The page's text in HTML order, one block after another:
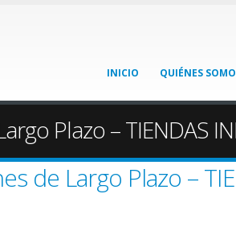
INICIO QUIÉNES
Plazo – TIENDAS
de Largo Plazo –